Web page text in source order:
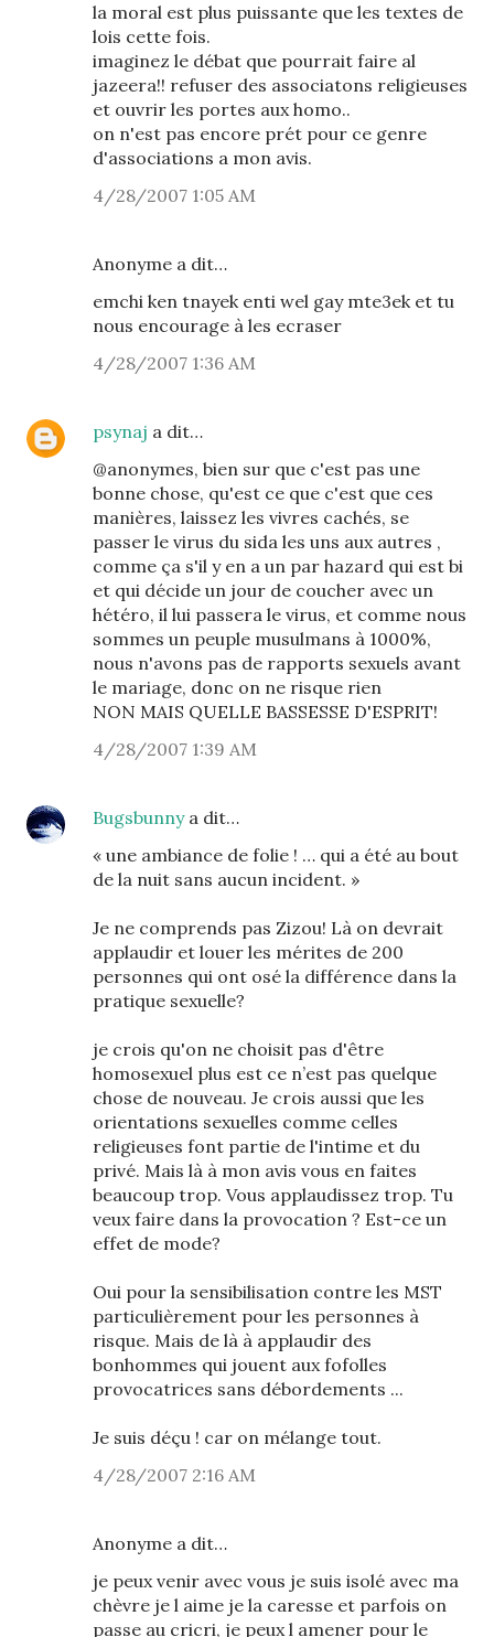
la moral est plus puissante que les textes de
lois cette fois.
imaginez le débat que pourrait faire al
jazeera!! refuser des associatons religieuses
et ouvrir les portes aux homo..
on n'est pas encore prét pour ce genre
d'associations a mon avis.
4/28/2007 1:05 AM
Anonyme a dit…
emchi ken tnayek enti wel gay mte3ek et tu
nous encourage à les ecraser
4/28/2007 1:36 AM
psynaj a dit…
@anonymes, bien sur que c'est pas une
bonne chose, qu'est ce que c'est que ces
manières, laissez les vivres cachés, se
passer le virus du sida les uns aux autres ,
comme ça s'il y en a un par hazard qui est bi
et qui décide un jour de coucher avec un
hétéro, il lui passera le virus, et comme nous
sommes un peuple musulmans à 1000%,
nous n'avons pas de rapports sexuels avant
le mariage, donc on ne risque rien
NON MAIS QUELLE BASSESSE D'ESPRIT!
4/28/2007 1:39 AM
Bugsbunnya dit…
« une ambiance de folie ! … qui a été au bout
de la nuit sans aucun incident. »
Je ne comprends pas Zizou! Là on devrait
applaudir et louer les mérites de 200
personnes qui ont osé la différence dans la
pratique sexuelle?
je crois qu'on ne choisit pas d'être
homosexuel plus est ce n’est pas quelque
chose de nouveau. Je crois aussi que les
orientations sexuelles comme celles
religieuses font partie de l'intime et du
privé. Mais là à mon avis vous en faites
beaucoup trop. Vous applaudissez trop. Tu
veux faire dans la provocation ? Est-ce un
effet de mode?
Oui pour la sensibilisation contre les MST
particulièrement pour les personnes à
risque. Mais de là à applaudir des
bonhommes qui jouent aux fofolles
provocatrices sans débordements ...
Je suis déçu ! car on mélange tout.
4/28/2007 2:16 AM
Anonyme a dit…
je peux venir avec vous je suis isolé avec ma
chèvre je l aime je la caresse et parfois on
passe au cricri, je peux l amener pour le